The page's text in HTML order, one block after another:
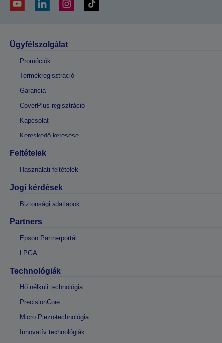
Ügyfélszolgálat
Promóciók
Termékregisztráció
Garancia
CoverPlus regisztráció
Kapcsolat
Kereskedő keresése
Feltételek
Használati feltételek
Jogi kérdések
Biztonsági adatlapok
Partners
Epson Partnerportál
LPGA
Technológiák
Hő nélküli technológia
PrecisionCore
Micro Piezo-technológia
Innovatív technológiák